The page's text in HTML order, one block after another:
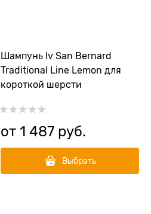
Шампунь Iv San Bernard
Traditional Line Lemon для
короткой шерсти
от 1 487 руб.
Выбрать